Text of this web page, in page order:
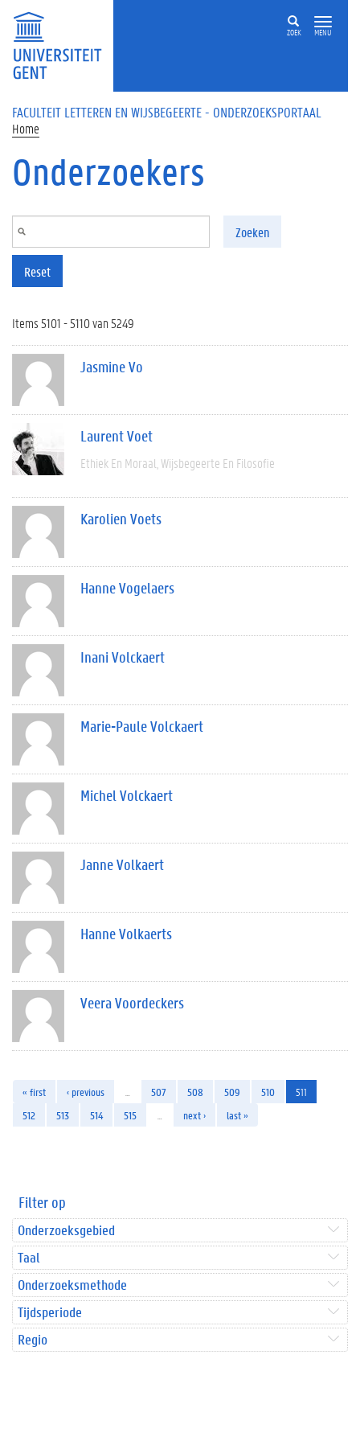
Overslaan en naar de inhoud gaan
ZOEK MENU
FACULTEIT LETTEREN EN WIJSBEGEERTE - ONDERZOEKSPORTAAL
Home
Onderzoekers
Zoeken
Reset
Items 5101 - 5110 van 5249
Jasmine Vo
Laurent Voet
Ethiek En Moraal Wijsbegeerte En Filosofie
Karolien Voets
Hanne Vogelaers
Inani Volckaert
Marie-Paule Volckaert
Michel Volckaert
Janne Volkaert
Hanne Volkaerts
Veera Voordeckers
« first ‹ previous 507 508 509 510
511
512
513 514 515 next › last »
Filter op
Onderzoeksgebied
Taal
Onderzoeksmethode
Tijdsperiode
Regio